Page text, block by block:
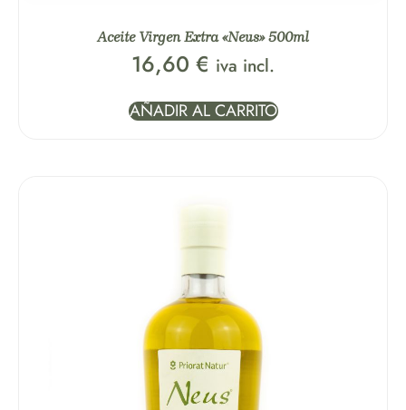
Aceite Virgen Extra «Neus» 500ml
16,60 € iva incl.
AÑADIR AL CARRITO